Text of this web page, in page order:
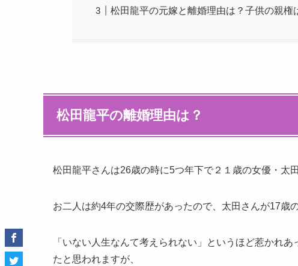
松田龍平の元嫁と離婚理由は？子供の親権
松田龍平の離婚理由は？
松田龍平さんは26歳の時に5つ年下で２１歳の女優・太
お二人は約4年の交際歴があったので、太田さんが17歳
「いない人生なんて考えられない」というほど惹かれ
たと思われますが、